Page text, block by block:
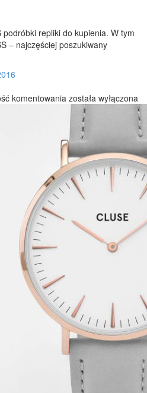
podróbki repliki do kupienia. W tym
– najczęściej poszukiwany
komentowania CLUSE
została wyłączona